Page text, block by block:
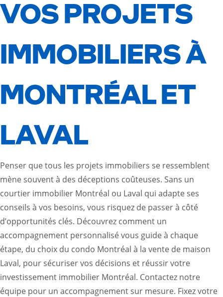
VOS PROJETS
IMMOBILIERS À
MONTRÉAL ET
LAVAL
Penser que tous les projets immobiliers se ressemblent
mène souvent à des déceptions coûteuses. Sans un
courtier immobilier Montréal ou Laval qui adapte ses
conseils à vos besoins, vous risquez de passer à côté
d’opportunités clés. Découvrez comment un
accompagnement personnalisé vous guide à chaque
étape, du choix du condo Montréal à la vente de maison
Laval, pour sécuriser vos décisions et réussir votre
investissement immobilier Montréal. Contactez notre
équipe pour un accompagnement sur mesure. Fixez votre